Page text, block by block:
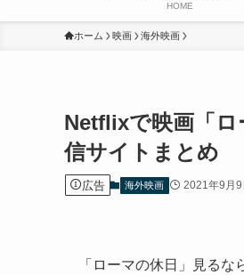
HOME
ホーム 映画 海外映画
Netflixで映画「ロ
信サイトまとめ
広告 海外映画 2021年9月9
「ローマの休日」見るな